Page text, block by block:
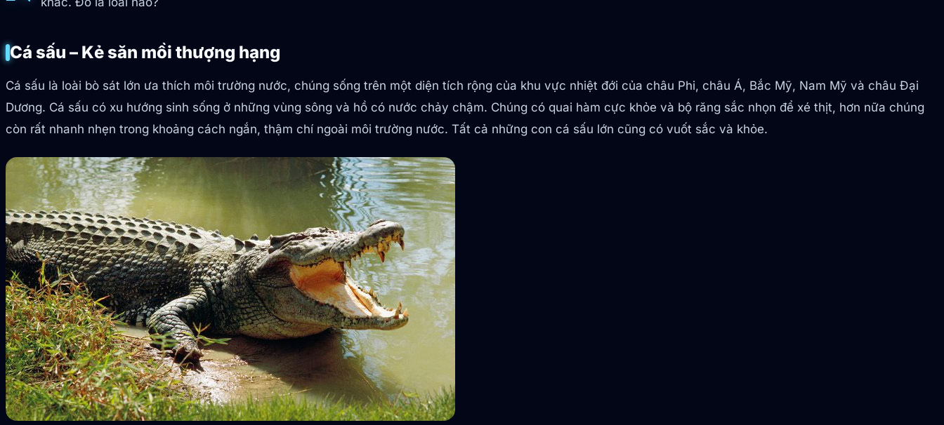
Cá sấu – Kẻ săn mồi thượng hạng
Cá sấu là loài bò sát lớn ưa thích môi trường nước, chúng sống trên một diện tích rộng của khu vực nhiệt đới của châu Phi, châu Á, Bắc Mỹ, Nam Mỹ và châu Đại
Dương. Cá sấu có xu hướng sinh sống ở những vùng sông và hồ có nước chảy chậm. Chúng có quai hàm cực khỏe và bộ răng sắc nhọn để xé thịt, hơn nữa chúng
còn rất nhanh nhẹn trong khoảng cách ngắn, thậm chí ngoài môi trường nước. Tất cả những con cá sấu lớn cũng có vuốt sắc và khỏe.